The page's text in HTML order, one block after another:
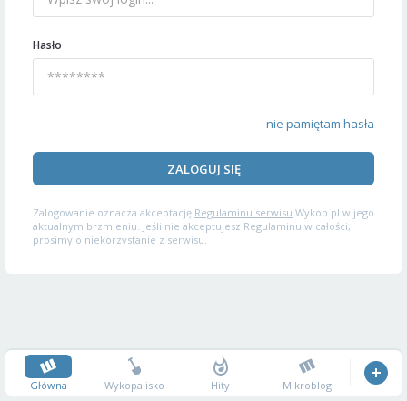
Hasło
nie pamiętam hasła
ZALOGUJ SIĘ
Zalogowanie oznacza akceptację Regulaminu serwisu Wykop.pl w jego
aktualnym brzmieniu. Jeśli nie akceptujesz Regulaminu w całości,
prosimy o niekorzystanie z serwisu.
Główna Wykopalisko Hity Mikroblog